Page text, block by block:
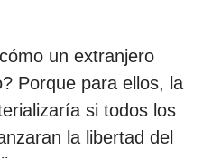
un extranjero
Porque para ellos, la
si todos los
la libertad del